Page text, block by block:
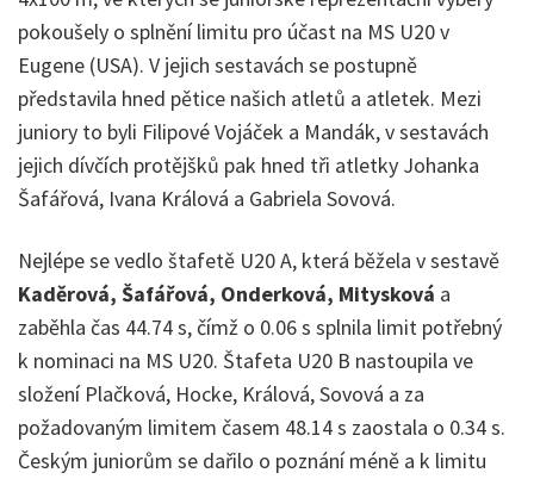
pokoušely o splnění limitu pro účast na MS U20 v
Eugene (USA). V jejich sestavách se postupně
představila hned pětice našich atletů a atletek. Mezi
juniory to byli Filipové Vojáček a Mandák, v sestavách
jejich dívčích protějšků pak hned tři atletky Johanka
Šafářová, Ivana Králová a Gabriela Sovová.
Nejlépe se vedlo štafetě U20 A, která běžela v sestavě
Kaděrová, Šafářová, Onderková, Mitysková a
zaběhla čas 44.74 s, čímž o 0.06 s splnila limit potřebný
k nominaci na MS U20. Štafeta U20 B nastoupila ve
složení Plačková, Hocke, Králová, Sovová a za
požadovaným limitem časem 48.14 s zaostala o 0.34 s.
Českým juniorům se dařilo o poznání méně a k limitu